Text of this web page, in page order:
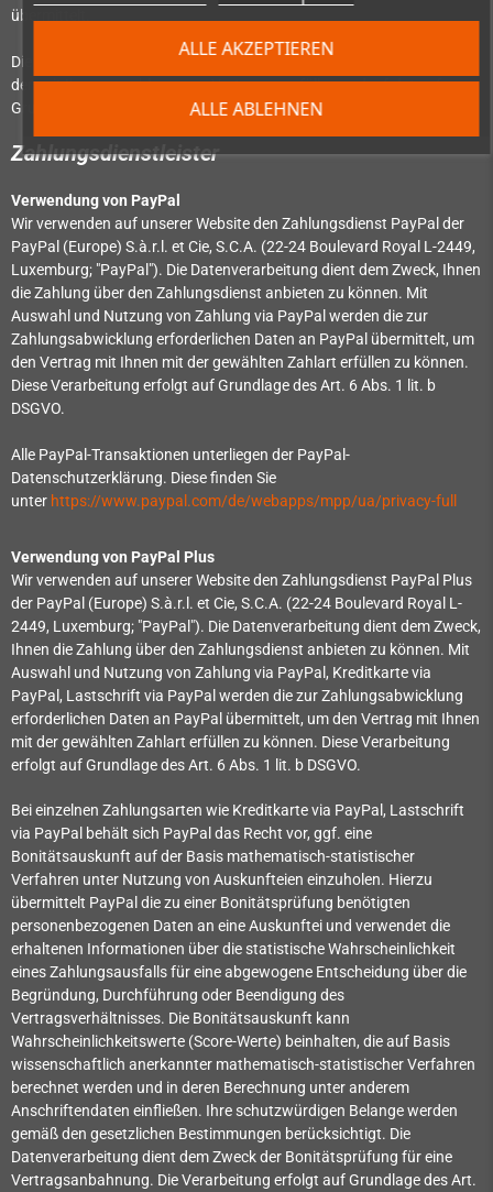
ALLE ABLEHNEN
ALLE AKZEPTIEREN
übermittelt.
Die Verarbeitung Ihrer personenbezogenen Daten dient dem Zweck,
den mit Ihnen geschlossenen Vertrag zu erfüllen und erfolgt auf
Grundlage des Art. 6 Abs. 1 lit. b DSGVO.
Zahlungsdienstleister
Verwendung von PayPal
Wir verwenden auf unserer Website den Zahlungsdienst PayPal der
PayPal (Europe) S.à.r.l. et Cie, S.C.A. (22-24 Boulevard Royal L-2449,
Luxemburg; "PayPal"). Die Datenverarbeitung dient dem Zweck, Ihnen
die Zahlung über den Zahlungsdienst anbieten zu können. Mit
Auswahl und Nutzung von Zahlung via PayPal werden die zur
Zahlungsabwicklung erforderlichen Daten an PayPal übermittelt, um
den Vertrag mit Ihnen mit der gewählten Zahlart erfüllen zu können.
Diese Verarbeitung erfolgt auf Grundlage des Art. 6 Abs. 1 lit. b
DSGVO.
Alle PayPal-Transaktionen unterliegen der PayPal-
Datenschutzerklärung. Diese finden Sie
unter https://www.paypal.com/de/webapps/mpp/ua/privacy-full
Verwendung von PayPal Plus
Wir verwenden auf unserer Website den Zahlungsdienst PayPal Plus
der PayPal (Europe) S.à.r.l. et Cie, S.C.A. (22-24 Boulevard Royal L-
2449, Luxemburg; "PayPal"). Die Datenverarbeitung dient dem Zweck,
Ihnen die Zahlung über den Zahlungsdienst anbieten zu können. Mit
Auswahl und Nutzung von Zahlung via PayPal, Kreditkarte via
PayPal, Lastschrift via PayPal werden die zur Zahlungsabwicklung
erforderlichen Daten an PayPal übermittelt, um den Vertrag mit Ihnen
mit der gewählten Zahlart erfüllen zu können. Diese Verarbeitung
erfolgt auf Grundlage des Art. 6 Abs. 1 lit. b DSGVO.
Bei einzelnen Zahlungsarten wie Kreditkarte via PayPal, Lastschrift
via PayPal behält sich PayPal das Recht vor, ggf. eine
Bonitätsauskunft auf der Basis mathematisch-statistischer
Verfahren unter Nutzung von Auskunfteien einzuholen. Hierzu
übermittelt PayPal die zu einer Bonitätsprüfung benötigten
personenbezogenen Daten an eine Auskunftei und verwendet die
erhaltenen Informationen über die statistische Wahrscheinlichkeit
eines Zahlungsausfalls für eine abgewogene Entscheidung über die
Begründung, Durchführung oder Beendigung des
Vertragsverhältnisses. Die Bonitätsauskunft kann
Wahrscheinlichkeitswerte (Score-Werte) beinhalten, die auf Basis
wissenschaftlich anerkannter mathematisch-statistischer Verfahren
berechnet werden und in deren Berechnung unter anderem
Anschriftendaten einfließen. Ihre schutzwürdigen Belange werden
gemäß den gesetzlichen Bestimmungen berücksichtigt. Die
Datenverarbeitung dient dem Zweck der Bonitätsprüfung für eine
Vertragsanbahnung. Die Verarbeitung erfolgt auf Grundlage des Art.